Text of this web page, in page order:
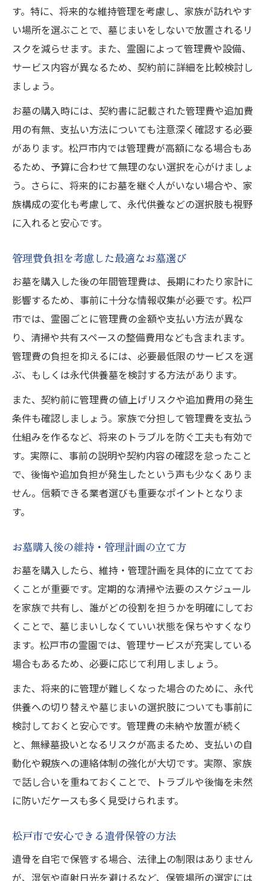
す。特に、将来的な維持管理を考慮し、家族が訪れやす
い場所を選ぶことで、墓じまいをしないで放置されるリ
スクを減らせます。また、霊園によって管理費や設備、
サービス内容が異なるため、契約前に詳細を比較検討し
ましょう。
お墓の購入時には、契約書に記載された管理費や追加費
用の有無、支払い方法についても注意深く確認する必要
があります。松戸市内では管理費が高額になる場合もあ
るため、予算に合わせて無理のない選択を心がけましょ
う。さらに、将来的にお墓を継ぐ人がいない場合や、家
族構成の変化も考慮して、永代供養などの選択肢も視野
に入れると安心です。
管理費負担を考慮した最適なお墓選び
お墓を購入した後の年間管理費は、長期にわたり家計に
影響するため、事前に十分な情報収集が必要です。松戸
市では、霊園ごとに管理費の金額や支払い方法が異な
り、清掃や共有スペースの整備費用なども含まれます。
管理費の負担を抑えるには、必要最低限のサービスを選
ぶ、もしくは永代供養墓を検討する方法があります。
また、契約前に管理費の値上げリスクや追加費用の発生
条件も確認しましょう。家族で分担して管理費を支払う
仕組みを作るなど、将来のトラブルを防ぐ工夫も有効で
す。実際に、事前の説明や契約内容の確認を怠ったこと
で、後悔や追加負担が発生したという声も少なくありま
せん。信頼できる業者選びも重要なポイントとなりま
す。
お墓購入後の維持・管理計画の立て方
お墓を購入したら、維持・管理計画を具体的に立ててお
くことが重要です。定期的な清掃や法要のスケジュール
を家族で共有し、誰がどの役割を担うかを明確にしてお
くことで、墓じまいしなくていい状態を保ちやすくなり
ます。松戸市の霊園では、管理サービスが充実している
場合もあるため、必要に応じて利用しましょう。
また、将来的に管理が難しくなった場合のために、永代
供養への切り替えや墓じまいの選択肢についても事前に
検討しておくと安心です。管理費の未納や放置が続く
と、無縁墓扱いとなるリスクが高まるため、支払いの自
動化や親族への連絡体制の強化が大切です。実際、家族
で話し合いを重ねておくことで、トラブルや後悔を未然
に防いだケースも多く見受けられます。
松戸市で安心できる遺骨保管の方法
遺骨を自宅で保管する場合、法律上の制限はありません
が、湿気や直射日光を避けるなど、保管場所の選定には